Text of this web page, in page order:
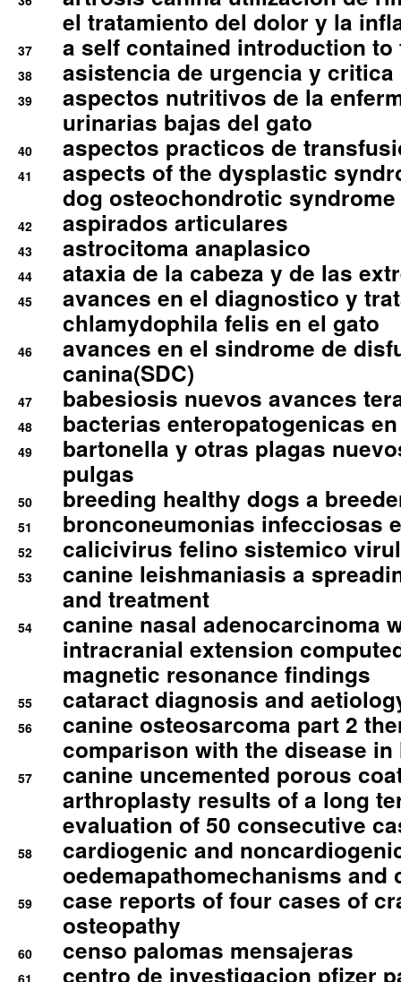
el tratamiento del dolor y la
37 a self contained introduction
38 asistencia de urgencia y
39
aspectos nutritivos de la
urinarias bajas del gato
40 aspectos practicos de
41
aspects of the dysplastic
dog osteochondrotic syndrome
42 aspirados articulares
43 astrocitoma anaplasico
44 ataxia de la cabeza y de las
45
avances en el diagnostico y
chlamydophila felis en el gato
46
avances en el sindrome de
canina(SDC)
47 babesiosis nuevos avances
48 bacterias enteropatogenicas
49
bartonella y otras plagas
pulgas
50 breeding healthy dogs a
51 bronconeumonias infecciosas
52 calicivirus felino sistemico
53
canine leishmaniasis a
and treatment
54
canine nasal adenocarcinoma
intracranial extension
magnetic resonance findings
55 cataract diagnosis and
56
canine osteosarcoma part 2
comparison with the disease in
57
canine uncemented porous
arthroplasty results of a long
evaluation of 50 consecutive
58
cardiogenic and
oedemapathomechanisms and
59
case reports of four cases of
osteopathy
60 censo palomas mensajeras
centro de investigacion pfizer